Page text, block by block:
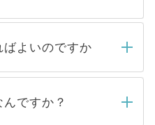
よいのですか
ら、弊社担当者がご
の後メールもしくは
ですか？